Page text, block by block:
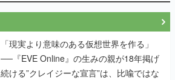
「現実より意味のある仮想世界を作る」
──『EVE Online』の生みの親が18年掲げ
続ける”クレイジーな宣言”は、比喩ではな